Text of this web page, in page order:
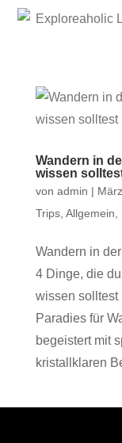
Wandern in
wissen
von admin |
Trips, Allgemein
Wandern in
4 Dinge, die
wissen solltest
Paradies für
begeistert mit
kristallklaren